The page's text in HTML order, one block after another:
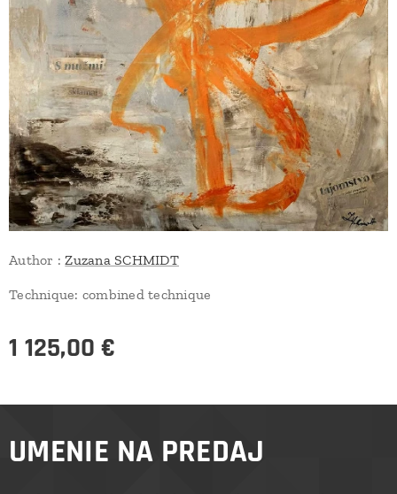
Author :Zuzana SCHMIDT
Technique: combined technique
1 125,00 €
UMENIE NA PREDAJ